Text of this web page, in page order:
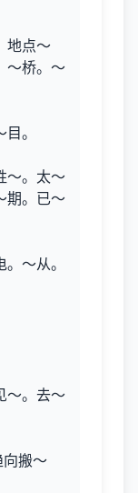
地点～
～桥。～
。
～。太～
期。已～
～从。
～。去～
搬～